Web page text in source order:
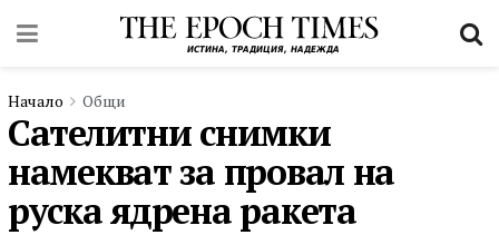
Начало Общи
Сателитни снимки
намекват за провал на
руска ядрена ракета